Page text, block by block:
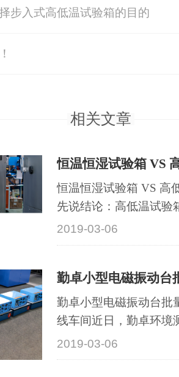
步入式高低温试验箱的目的
相关文章
恒温恒湿试验箱 VS 高
恒温恒湿试验箱 VS 高
先说结论：高低温试验
2019-03-06
勤卓小型电磁振动台
勤卓小型电磁振动台批
线车间近日，勤卓环境
来批···
2019-03-06